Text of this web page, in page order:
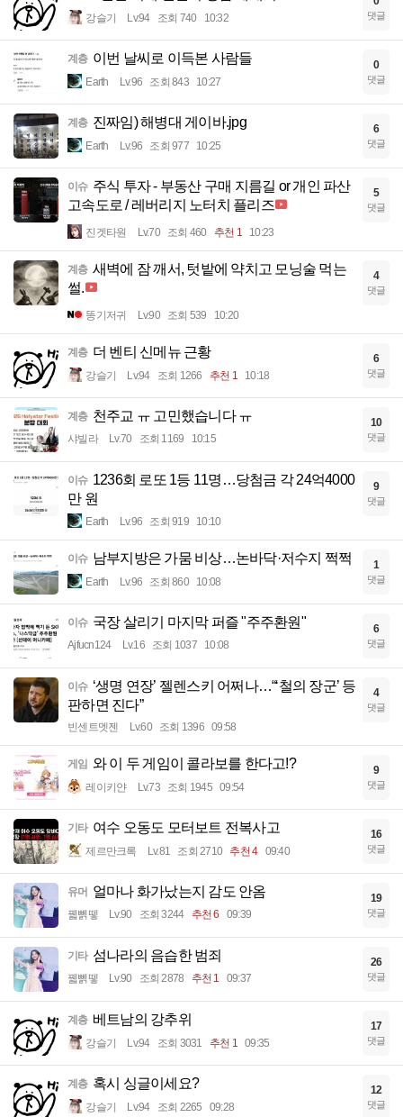
강슬기 Lv.94 조회 740 10:32 댓글
계층 이번 날씨로 이득본 사람들
Earth Lv.96 조회 843 10:27
0
댓글
계층 진짜임) 해병대 게이바.jpg
Earth Lv.96 조회 977 10:25
6
댓글
이슈 주식 투자 - 부동산 구매 지름길 or 개인 파산
고속도로 / 레버리지 노터치 플리즈
진겟타원 Lv.70 조회 460 추천 1 10:23
5
댓글
계층 새벽에 잠 깨서, 텃밭에 약치고 모닝술 먹는
썰.
똥기저귀 Lv.90 조회 539 10:20
4
댓글
계층 더 벤티 신메뉴 근황
강슬기 Lv.94 조회 1266 추천 1 10:18
6
댓글
계층 천주교 ㅠ 고민했습니다 ㅠ
샤빌라 Lv.70 조회 1169 10:15
10
댓글
이슈 1236회 로또 1등 11명…당첨금 각 24억4000
만 원
Earth Lv.96 조회 919 10:10
9
댓글
이슈 남부지방은 가뭄 비상…논바닥·저수지 쩍쩍
Earth Lv.96 조회 860 10:08
1
댓글
이슈 국장 살리기 마지막 퍼즐 "주주환원"
Ajfucn124 Lv.16 조회 1037 10:08
6
댓글
이슈 ‘생명 연장’ 젤렌스키 어쩌나…“‘철의 장군’ 등
판하면 진다”
빈센트멧젠 Lv.60 조회 1396 09:58
4
댓글
게임 와 이 두 게임이 콜라보를 한다고!?
레이키얀 Lv.73 조회 1945 09:54
9
댓글
기타 여수 오동도 모터보트 전복사고
제르만크록 Lv.81 조회 2710 추천 4 09:40
16
댓글
유머 얼마나 화가났는지 감도 안옴
꿻뻵뗗 Lv.90 조회 3244 추천 6 09:39
19
댓글
기타 섬나라의 음습한 범죄
꿻뻵뗗 Lv.90 조회 2878 추천 1 09:37
26
댓글
계층 베트남의 강추위
강슬기 Lv.94 조회 3031 추천 1 09:35
17
댓글
계층 혹시 싱글이세요?
강슬기 Lv.94 조회 2265 09:28
12
댓글